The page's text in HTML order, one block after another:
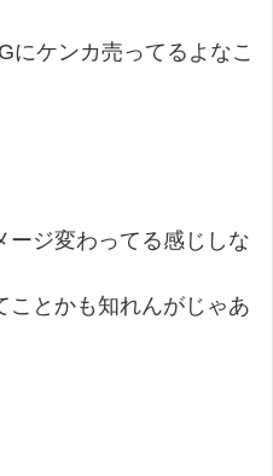
にケンカ売ってるよなこ
ージ変わってる感じしな
ことかも知れんがじゃあ